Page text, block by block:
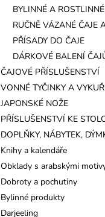
BYLINNÉ A
RUČNĚ VÁZANÉ ČAJE
PŘÍSADY DO ČAJE
DÁRKOVÉ BALENÍ
ČAJOVÉ PŘÍSLUŠENSTVÍ
VONNÉ TYČINKY A
JAPONSKÉ NOŽE
PŘÍSLUŠENSTVÍ KE
DOPLŇKY, NÁBYTEK,
Knihy a kalendáře
Obklady s arabskými
Dobroty a pochutiny
Bylinné produkty
Darjeeling